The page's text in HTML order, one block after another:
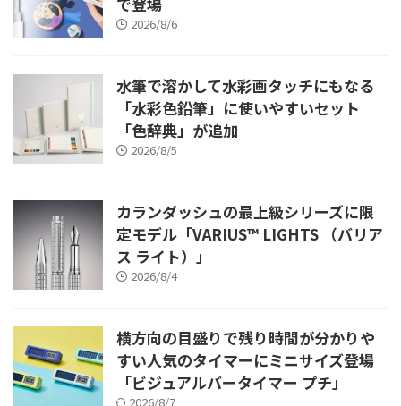
2026/8/6
水筆で溶かして水彩画タッチにもなる
「水彩色鉛筆」に使いやすいセット
「色辞典」が追加
2026/8/5
カランダッシュの最上級シリーズに限
定モデル「VARIUS™ LIGHTS （バリア
ス ライト）」
2026/8/4
横方向の目盛りで残り時間が分かりや
すい人気のタイマーにミニサイズ登場
「ビジュアルバータイマー プチ」
2026/8/7